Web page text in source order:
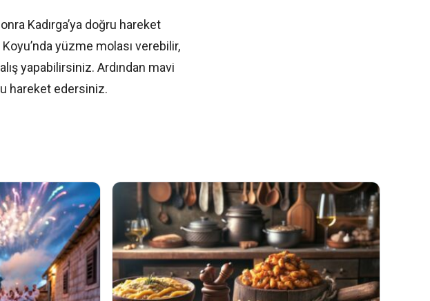
Kadırga’ya doğru hareket
yüzme molası verebilir,
yapabilirsiniz. Ardından mavi
hareket edersiniz.